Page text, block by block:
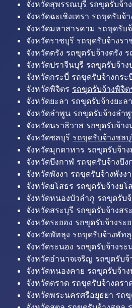
จังหวัดสุพรรณบุรี รถขุดรับจ้
จังหวัดฉะเชิงเทรา รถขุดรับจ้
จังหวัดมหาสารคาม รถขุดรับ
จังหวัดราชบุรี รถขุดรับจ้างร
จังหวัดตรัง รถขุดรับจ้างตรัง
จังหวัดปราจีนบุรี รถขุดรับจ้า
จังหวัดกระบี่ รถขุดรับจ้างกร
จังหวัดพิจิตร รถขุดรับจ้างพิจิต
จังหวัดยะลา รถขุดรับจ้างยะ
จังหวัดลำพูน รถขุดรับจ้างลำ
จังหวัดนราธิวาส รถขุดรับจ้า
จังหวัดชลบุรี รถขุดรับจ้างชลบุ
จังหวัดมุกดาหาร รถขุดรับจ้า
จังหวัดบึงกาฬ รถขุดรับจ้างบึ
จังหวัดพังงา รถขุดรับจ้างพังง
จังหวัดยโสธร รถขุดรับจ้างย
จังหวัดหนองบัวลำภู รถขุดรับ
จังหวัดสระบุรี รถขุดรับจ้างส
จังหวัดระยอง รถขุดรับจ้างระ
จังหวัดพัทลุง รถขุดรับจ้างพัท
จังหวัดระนอง รถขุดรับจ้างร
จังหวัดอำนาจเจริญ รถขุดรับ
จังหวัดหนองคาย รถขุดรับจ้า
จังหวัดตราด รถขุดรับจ้างตร
จังหวัดพระนครศรีอยุธยา รถ